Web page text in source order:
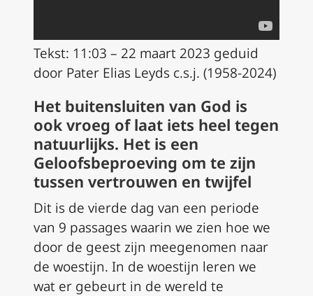
Tekst: 11:03 – 22 maart 2023 geduid
door Pater Elias Leyds c.s.j. (1958-2024)
Het buitensluiten van God is
ook vroeg of laat iets heel tegen
natuurlijks. Het is een
Geloofsbeproeving om te zijn
tussen vertrouwen en twijfel
Dit is de vierde dag van een periode
van 9 passages waarin we zien hoe we
door de geest zijn meegenomen naar
de woestijn. In de woestijn leren we
wat er gebeurt in de wereld te